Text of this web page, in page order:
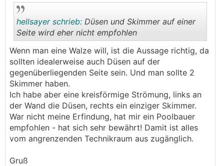
..
hellsayer schrieb: Düsen und Skimmer auf einer
Seite wird eher nicht empfohlen
Wenn man eine Walze will, ist die Aussage richtig, da
sollten idealerweise auch Düsen auf der
gegenüberliegenden Seite sein. Und man sollte 2
Skimmer haben.
Ich habe aber eine kreisförmige Strömung, links an
der Wand die Düsen, rechts ein einziger Skimmer.
War nicht meine Erfindung, hat mir ein Poolbauer
empfohlen - hat sich sehr bewährt! Damit ist alles
vom angrenzenden Technikraum aus zugänglich.
Gruß